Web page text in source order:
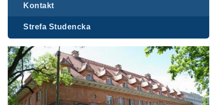
Kontakt
Strefa Studencka